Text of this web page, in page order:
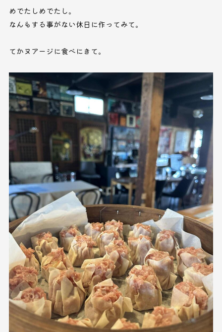
めでたしめでたし。
なんもする事がない休日に作ってみて。
てかヌアージに食べにきて。